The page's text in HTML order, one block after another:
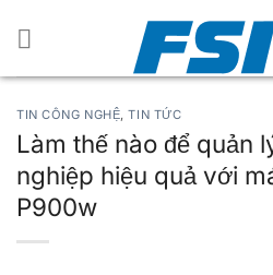
TIN CÔNG NGHỆ,TIN TỨC
Làm thế nào để quản
nghiệp hiệu quả với
P900w